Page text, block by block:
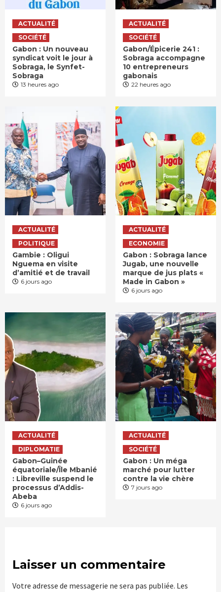
ACTUALITÉ
SOCIÉTÉ
Gabon : Un nouveau
syndicat voit le jour à
Sobraga, le Synfet-
Sobraga
13 heures ago
ACTUALITÉ
SOCIÉTÉ
Gabon/Épicerie 241 :
Sobraga accompagne
10 entrepreneurs
gabonais
22 heures ago
ACTUALITÉ
POLITIQUE
Gambie : Oligui
Nguema en visite
d’amitié et de travail
6 jours ago
ACTUALITÉ
ECONOMIE
Gabon : Sobraga lance
Jugab, une nouvelle
marque de jus plats «
Made in Gabon »
6 jours ago
ACTUALITÉ
DIPLOMATIE
Gabon–Guinée
équatoriale/Île Mbanié
: Libreville suspend le
processus d’Addis-
Abeba
6 jours ago
ACTUALITÉ
SOCIÉTÉ
Gabon : Un méga
marché pour lutter
contre la vie chère
7 jours ago
Laisser un commentaire
Votre adresse de messagerie ne sera pas publiée. Les